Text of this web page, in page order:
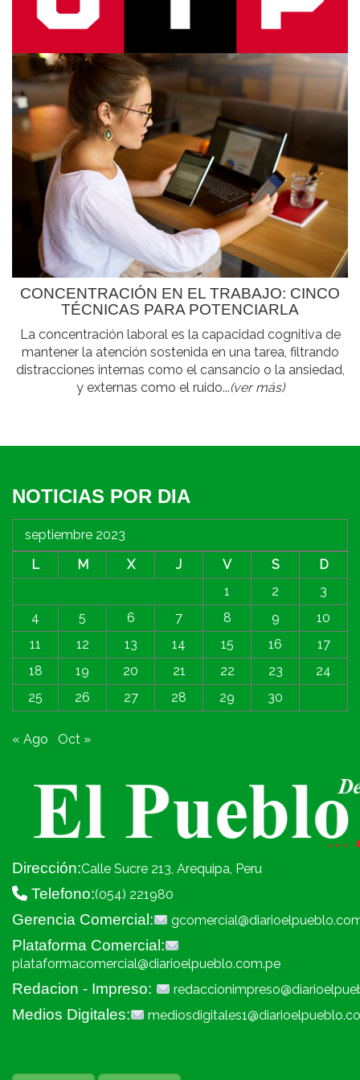
CONCENTRACIÓN EN EL TRABAJO: CINCO
TÉCNICAS PARA POTENCIARLA
La concentración laboral es la capacidad cognitiva de
mantener la atención sostenida en una tarea, filtrando
distracciones internas como el cansancio o la ansiedad,
y externas como el ruido...(ver más)
NOTICIAS POR DIA
septiembre 2023
L
M X J V S
D
1
2
3
4
5 6 7 8 9
10
11
12 13 14 15 16
17
18
19 20 21 22 23
24
25
26 27 28 29 30
« Ago Oct »
Dirección:Calle Sucre 213, Arequipa, Peru
Telefono:(054) 221980
Gerencia Comercial:
Plataforma Comercial:
plataformacomercial@diarioelpueblo.com.pe
Redacion - Impreso:
Medios Digitales: